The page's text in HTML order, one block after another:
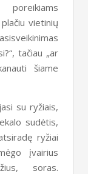
poreikiams
vietinių
tačiau „ar
šiame
su ryžiais,
sudėtis,
ryžiai
įvairius
soras.